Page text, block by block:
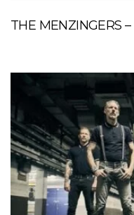
THE MENZINGERS